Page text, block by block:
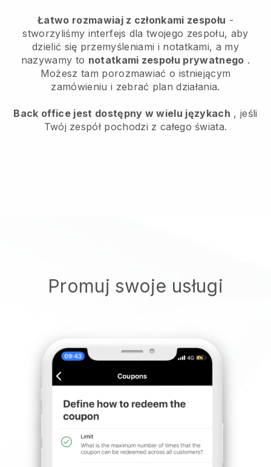
Łatwo rozmawiaj z członkami zespołu -
stworzyliśmy interfejs dla twojego zespołu, aby
dzielić się przemyśleniami i notatkami, a my
nazywamy to notatkami zespołu prywatnego .
Możesz tam porozmawiać o istniejącym
zamówieniu i zebrać plan działania.
Back office jest dostępny w wielu językach , jeśli
Twój zespół pochodzi z całego świata.
Promuj swoje usługi